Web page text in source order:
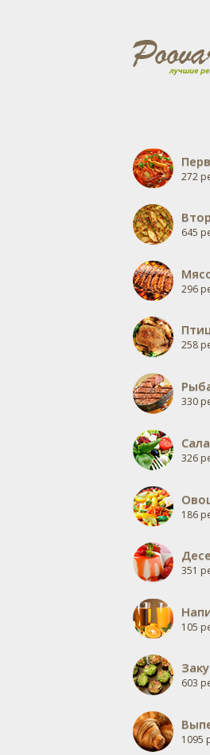
272
645
296
258
330
326
186
351
105
603
1095